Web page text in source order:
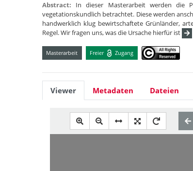
Abstract: In dieser Masterarbeit werden die
vegetationskundlich betrachtet. Diese werden
handwerklich klug bewirtschaftete Grünländer,
Regel. Wir fragen uns, was die Ursache hierfür ist
Masterarbeit Freier Zugang
Viewer Metadaten Dateien